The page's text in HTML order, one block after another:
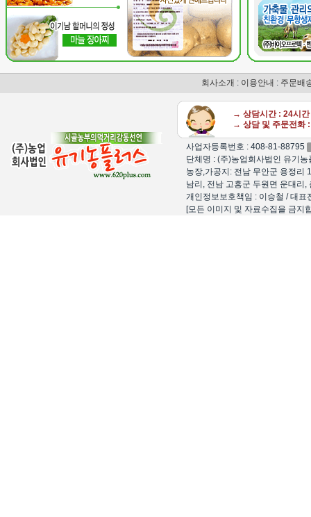
회사소개 : 이용안내 : 주문배
→ 상담시간 : 24시간
→ 상담 및 주문전화
사업자등록번호 : 408-81-88795
단체명 : (주)농업회사법인 유기
농장,가공지: 전남 무안군 용정리
남리, 전남 고흥군 두원면 운대리
개인정보보호책임 : 이승철 / 대
[모든 이미지 및 자료수집을 금지